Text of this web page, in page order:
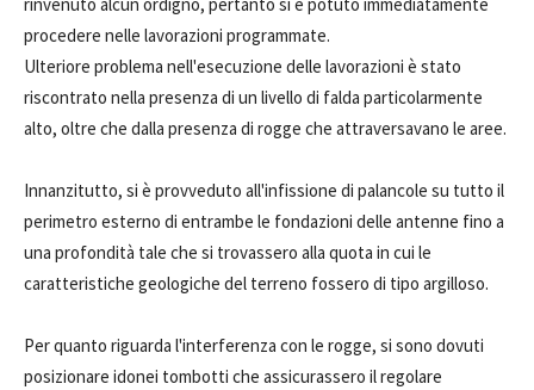
procedere nelle lavorazioni programmate.
Ulteriore problema nell'esecuzione delle lavorazioni è stato
riscontrato nella presenza di un livello di falda particolarmente
alto, oltre che dalla presenza di rogge che attraversavano le aree.
Innanzitutto, si è provveduto all'infissione di palancole su tutto il
perimetro esterno di entrambe le fondazioni delle antenne fino a
una profondità tale che si trovassero alla quota in cui le
caratteristiche geologiche del terreno fossero di tipo argilloso.
Per quanto riguarda l'interferenza con le rogge, si sono dovuti
posizionare idonei tombotti che assicurassero il regolare